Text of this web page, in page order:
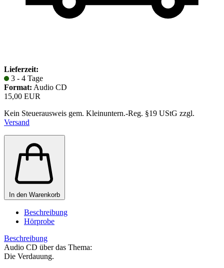
Lieferzeit:
3 - 4 Tage
Format: Audio CD
15,00 EUR
Kein Steuerausweis gem. Kleinuntern.-Reg. §19 UStG zzgl.
Versand
In den Warenkorb
Beschreibung
Hörprobe
Beschreibung
Audio CD über das Thema:
Die Verdauung.